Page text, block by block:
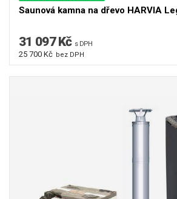
Saunová kamna na dřevo HARVIA
31 097 Kč s DPH
25 700 Kč bez DPH